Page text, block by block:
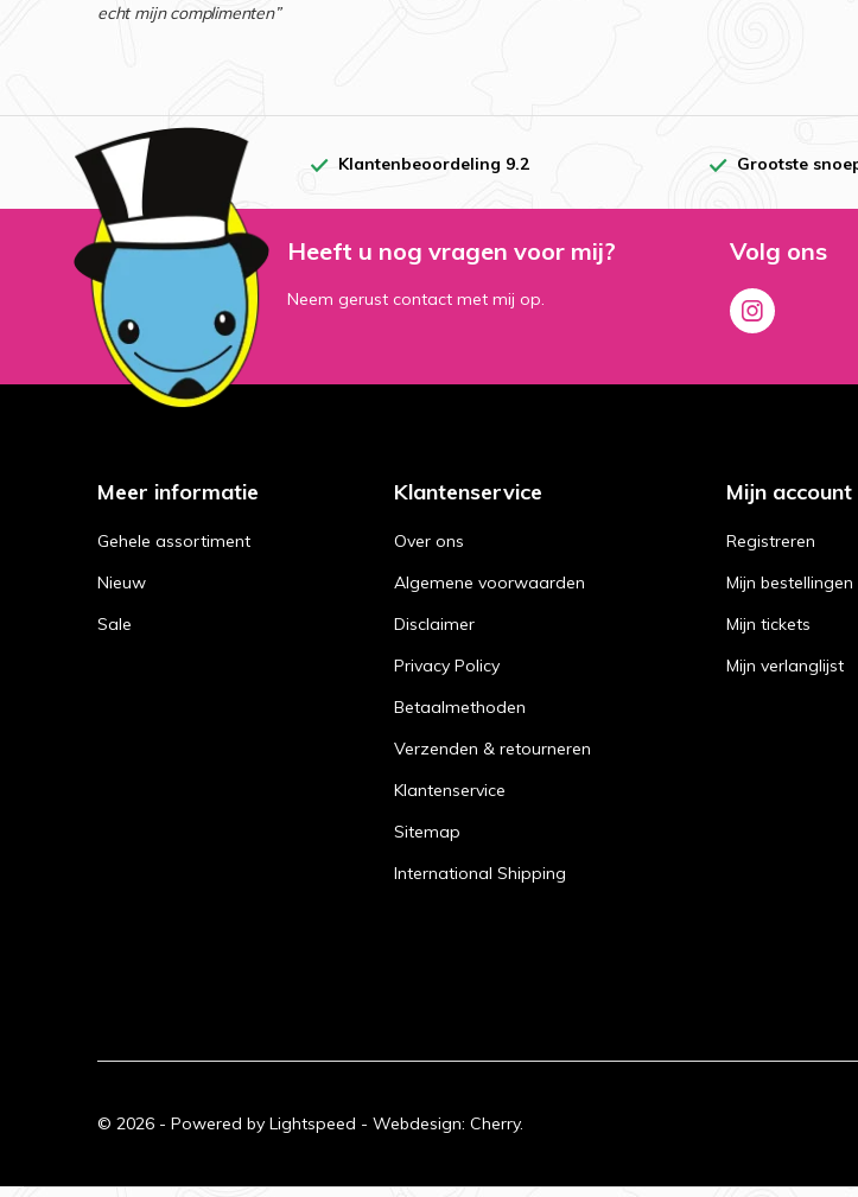
echt mijn complimenten”
Klantenbeoordeling 9.2 Grootste
Heeft u nog vragen voor mij?
Neem gerust contact met mij op.
Volg ons
Meer informatie
Gehele assortiment
Nieuw
Sale
Klantenservice
Over ons
Algemene voorwaarden
Disclaimer
Privacy Policy
Betaalmethoden
Verzenden & retourneren
Klantenservice
Sitemap
International Shipping
Mijn account
Registreren
Mijn bestellingen
Mijn tickets
Mijn verlanglijst
© 2026 - Powered by Lightspeed - Webdesign: Cherry.